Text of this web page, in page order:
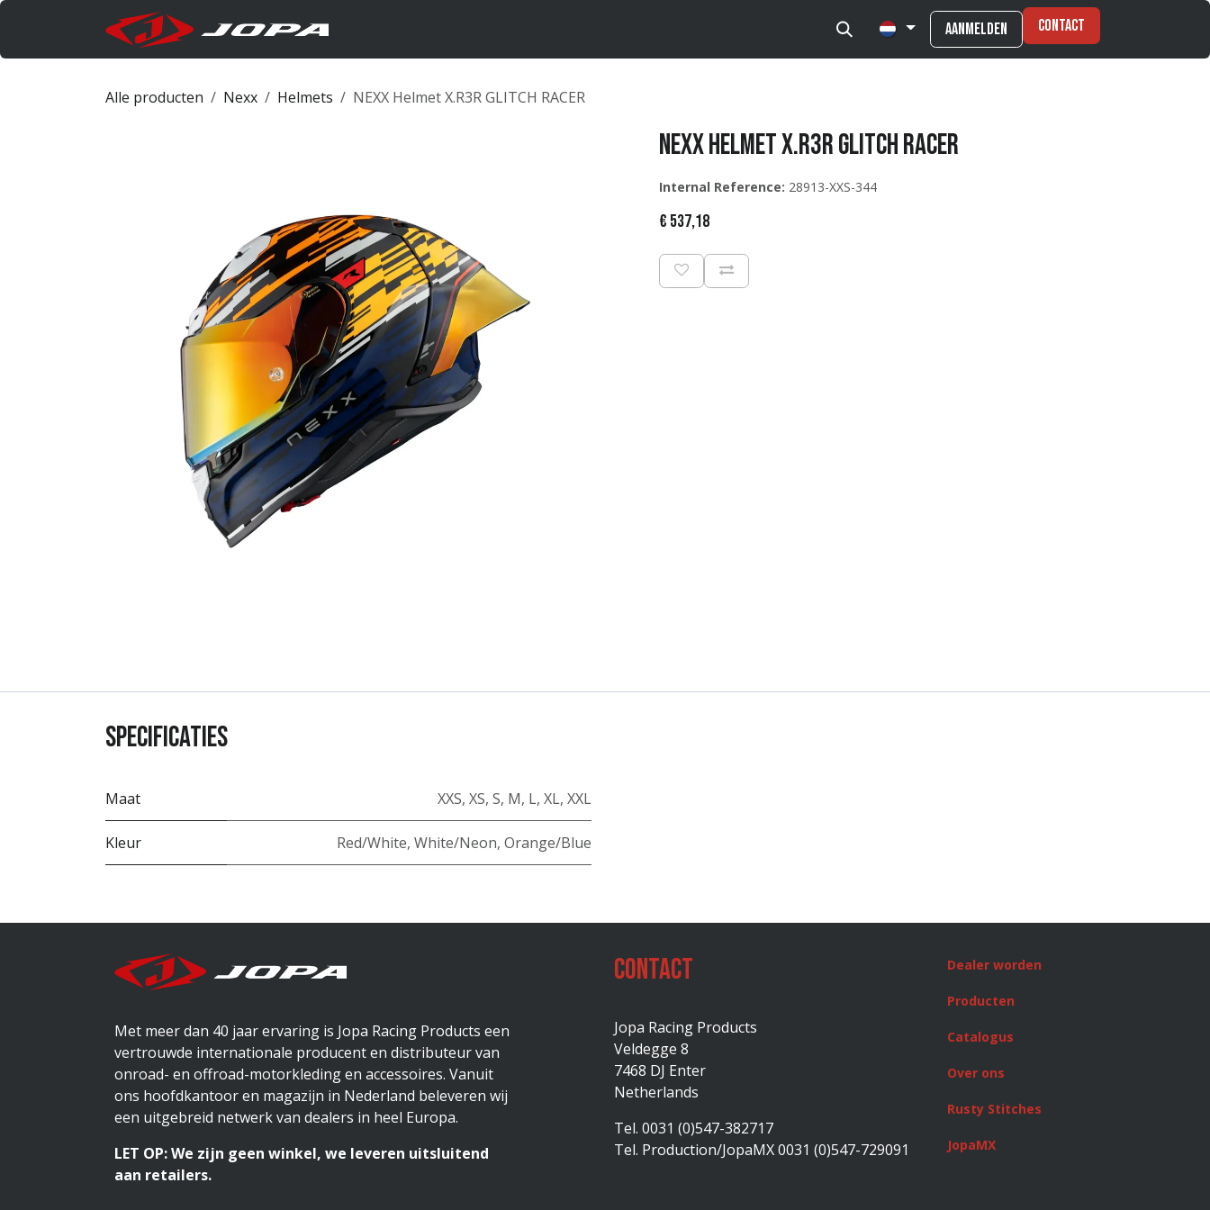
Overslaan naar inhoud
Aanmelden Contact
Alle producten Nexx Helmets NEXX Helmet X.R3R GLITCH RACER
NEXX Helmet X.R3R GLITCH RACER
Internal Reference: 28913-XXS-344
€ 537,18
Specificaties
Maat XXS, XS, S, M, L, XL, XXL
Kleur Red/White, White/Neon, Orange/Blue
Met meer dan 40 jaar ervaring is Jopa Racing Products een
vertrouwde internationale producent en distributeur van
onroad- en offroad-motorkleding en accessoires. Vanuit
ons hoofdkantoor en magazijn in Nederland beleveren wij
een uitgebreid netwerk van dealers in heel Europa.
LET OP: We zijn geen winkel, we leveren uitsluitend
aan retailers.
Contact
Jopa Racing Products
Veldegge 8
7468 DJ Enter
Netherlands
Tel. 0031 (0)547-382717
Tel. Production/JopaMX 0031 (0)547-729091
Dealer worden
Producten
Catalogus
Over ons
Rusty Stitches
JopaMX